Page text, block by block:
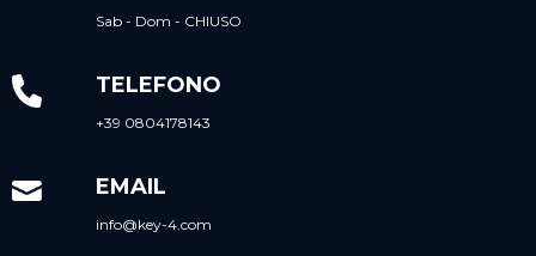
Sab - Dom - CHIUSO
TELEFONO
+39 0804178143
EMAIL
info@key-4.com